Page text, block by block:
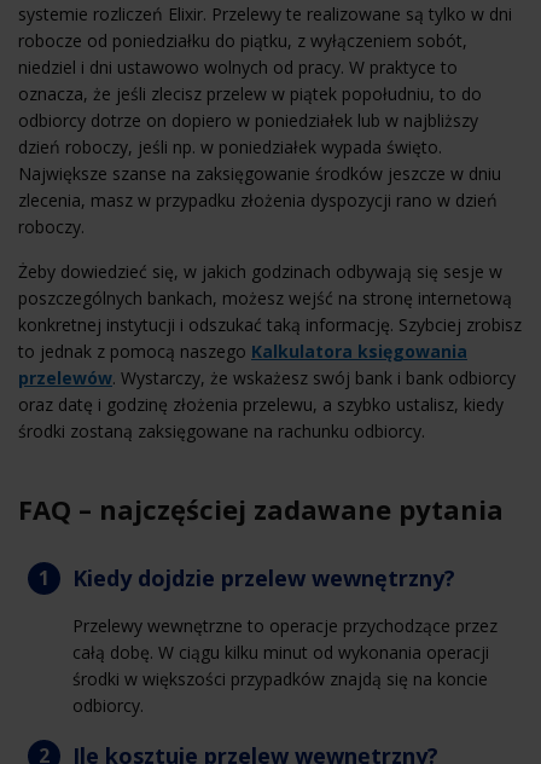
systemie rozliczeń Elixir. Przelewy te realizowane są tylko w dni
robocze od poniedziałku do piątku, z wyłączeniem sobót,
niedziel i dni ustawowo wolnych od pracy. W praktyce to
oznacza, że jeśli zlecisz przelew w piątek popołudniu, to do
odbiorcy dotrze on dopiero w poniedziałek lub w najbliższy
dzień roboczy, jeśli np. w poniedziałek wypada święto.
Największe szanse na zaksięgowanie środków jeszcze w dniu
zlecenia, masz w przypadku złożenia dyspozycji rano w dzień
roboczy.
Żeby dowiedzieć się, w jakich godzinach odbywają się sesje w
poszczególnych bankach, możesz wejść na stronę internetową
konkretnej instytucji i odszukać taką informację. Szybciej zrobisz
to jednak z pomocą naszego Kalkulatora księgowania
przelewów. Wystarczy, że wskażesz swój bank i bank odbiorcy
oraz datę i godzinę złożenia przelewu, a szybko ustalisz, kiedy
środki zostaną zaksięgowane na rachunku odbiorcy.
FAQ – najczęściej zadawane pytania
Kiedy dojdzie przelew wewnętrzny?
Przelewy wewnętrzne to operacje przychodzące przez
całą dobę. W ciągu kilku minut od wykonania operacji
środki w większości przypadków znajdą się na koncie
odbiorcy.
Ile kosztuje przelew wewnętrzny?